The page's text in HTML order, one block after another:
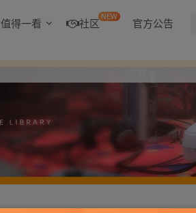
值得一看 社区NEW 官方公告